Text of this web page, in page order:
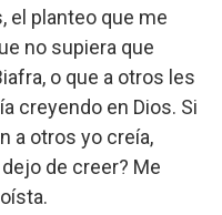
el planteo que me
no supiera que
o que a otros les
creyendo en Dios. Si
a otros yo creía,
de creer? Me